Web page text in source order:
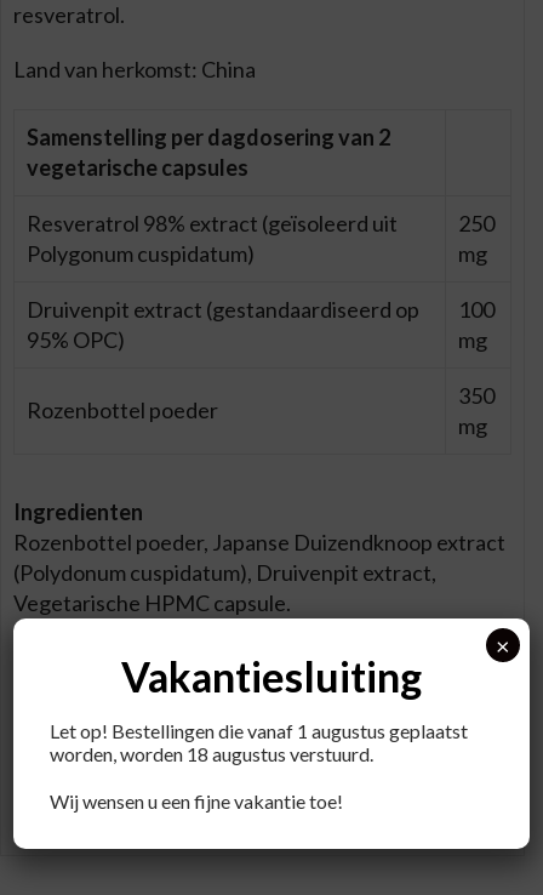
resveratrol.
Land van herkomst: China
Samenstelling per dagdosering van 2
vegetarische capsules
Resveratrol 98% extract (geïsoleerd uit
Polygonum cuspidatum)
250
mg
Druivenpit extract (gestandaardiseerd op
95% OPC)
100
mg
Rozenbottel poeder
350
mg
Ingredienten
Rozenbottel poeder, Japanse Duizendknoop extract
(Polydonum cuspidatum), Druivenpit extract,
Vegetarische HPMC capsule.
Kan mosterd, selderij, sesam, vis en schaaldieren
maaltijd met water innemen.
Koel, droog en afgesloten bewaren.
Vakantiesluiting
Let op! Bestellingen die vanaf 1 augustus geplaatst
worden, worden 18 augustus verstuurd.
Wij wensen u een fijne vakantie toe!
×